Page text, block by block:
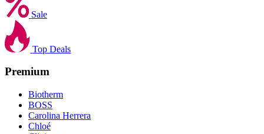
Sale
Top Deals
Premium
Biotherm
BOSS
Carolina Herrera
Chloé